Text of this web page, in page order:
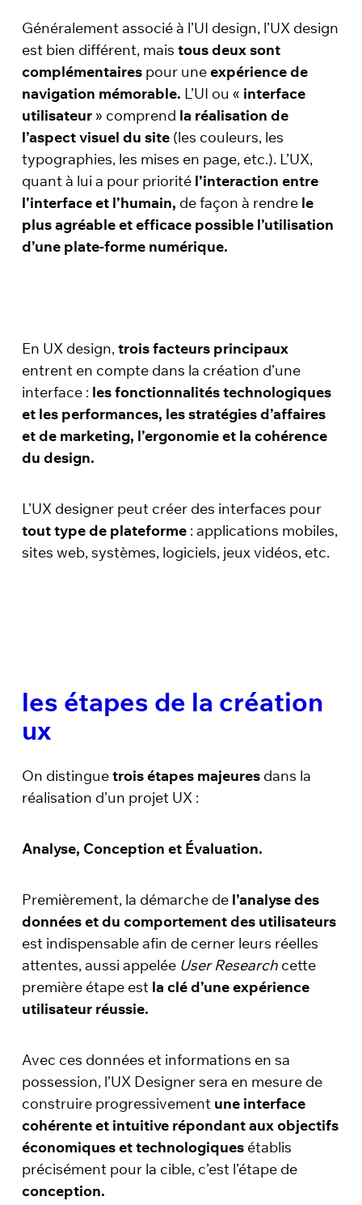
Généralement associé à l’UI design, l’UX design
est bien différent, mais tous deux sont
complémentaires pour uneexpérience de
navigation mémorable. L’UI ou « interface
utilisateur » comprend la réalisation de
l’aspect visuel du site (les couleurs, les
typographies, les mises en page, etc.). L’UX,
quant à lui a pour priorité l’interaction entre
l’interface et l’humain, de façon à rendre le
plus agréable et efficace possible l’utilisation
d’une plate-forme numérique.
En UX design,trois facteurs principaux
entrent en compte dans la création d’une
interface : les fonctionnalités technologiques
et les performances, les stratégies d’affaires
et de marketing, l’ergonomie et la cohérence
du design.
L’UX designer peut créer des interfaces pour
tout type de plateforme : applications mobiles,
sites web, systèmes, logiciels, jeux vidéos, etc.
les étapes de la création
ux
On distinguetrois étapes majeures dans la
réalisation d’un projet UX :
Analyse, Conception et Évaluation.
Premièrement, la démarche de l’analyse des
données et du comportement des utilisateurs
est indispensable afin de cerner leurs réelles
attentes, aussi appelée User Research cette
première étape est la clé d’une expérience
utilisateur réussie.
Avec ces données et informations en sa
possession, l’UX Designer sera en mesure de
construire progressivement une interface
cohérente et intuitive répondant aux objectifs
économiques et technologiques établis
précisément pour la cible, c’est l’étape de
conception.